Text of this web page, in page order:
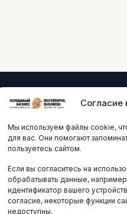
Согласие
Мы используем файлы cookie,
для вас. Они помогают
пользуетесь сайтом.
Если вы согласитесь на
обрабатывать данные,
идентификатор вашего
согласие, некоторые функции
недоступны.
ТЕХНОЛОГИИ И
ИННОВАЦИИ
Стартапы и исследования
Цифровая экономика
Остальные новости